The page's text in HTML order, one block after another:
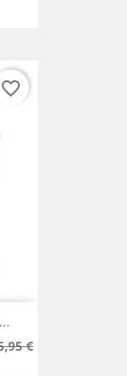
€Precio
favorite_border